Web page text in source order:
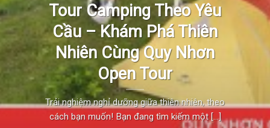
Tour Camping Theo Yêu
Cầu – Khám Phá Thiên
Nhiên Cùng Quy Nhơn
Open Tour
Trải nghiệm nghỉ dưỡng giữa thiên nhiên, theo
cách bạn muốn! Bạn đang tìm kiếm một [...]